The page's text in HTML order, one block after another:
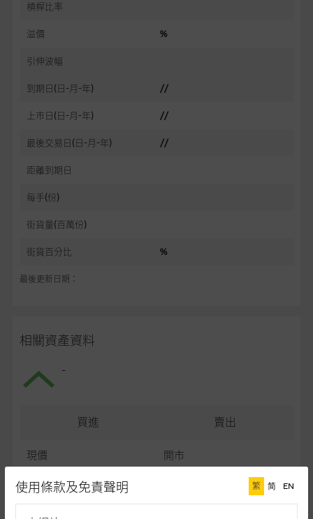
槓桿比率
溢價 %
引伸波幅
到期日(日-月-年) //
上市日(日-月-年) //
最後交易日(日-月-年) //
距離到期日
每手(份)
街貨量(百萬份)
街貨百分比 %
最後更新日期：
相關資產資料
-
買進 賣出
現價 開市
最高
使用條款及免責聲明 繁 简 EN